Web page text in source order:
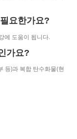
요한가요?
에 도움이 됩니다.
가요?
등)과 복합 탄수화물(현